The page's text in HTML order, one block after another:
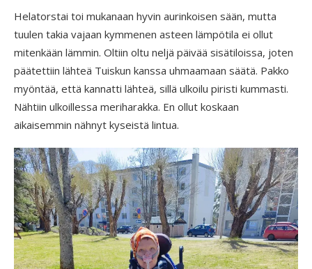
Helatorstai toi mukanaan hyvin aurinkoisen sään, mutta
tuulen takia vajaan kymmenen asteen lämpötila ei ollut
mitenkään lämmin. Oltiin oltu neljä päivää sisätiloissa, joten
päätettiin lähteä Tuiskun kanssa uhmaamaan säätä. Pakko
myöntää, että kannatti lähteä, sillä ulkoilu piristi kummasti.
Nähtiin ulkoillessa meriharakka. En ollut koskaan
aikaisemmin nähnyt kyseistä lintua.